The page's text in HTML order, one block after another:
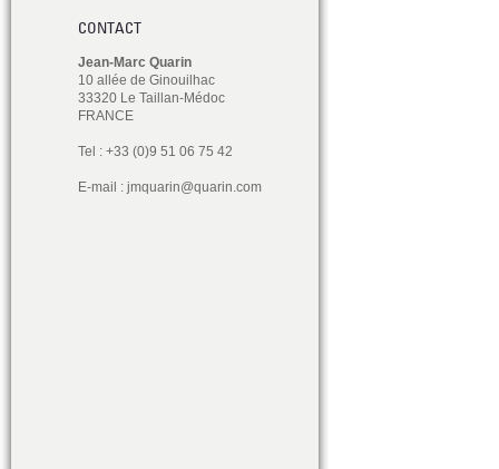
CONTACT
Jean-Marc Quarin
10 allée de Ginouilhac
33320 Le Taillan-Médoc
FRANCE
Tel : +33 (0)9 51 06 75 42
E-mail : jmquarin@quarin.com